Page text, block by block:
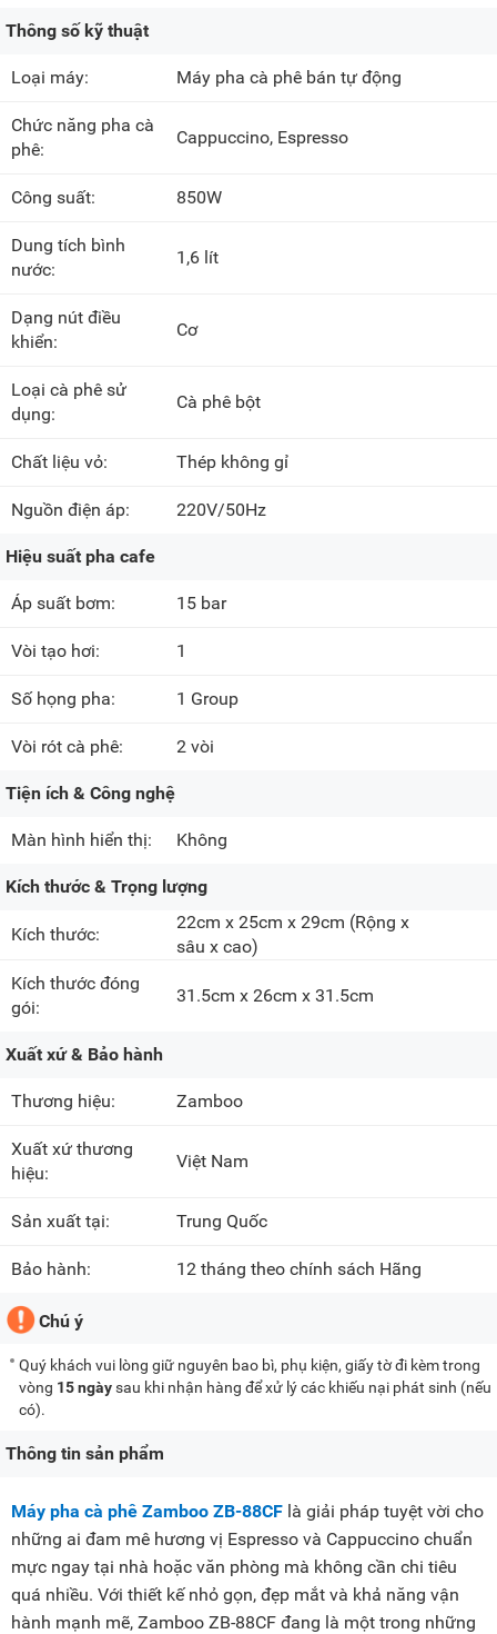
Thông số kỹ thuật
Loại máy: Máy pha cà phê bán tự động
Chức năng pha cà
phê:
Cappuccino, Espresso
Công suất: 850W
Dung tích bình
nước:
1,6 lít
Dạng nút điều
khiển:
Cơ
Loại cà phê sử
dụng:
Cà phê bột
Chất liệu vỏ: Thép không gỉ
Nguồn điện áp: 220V/50Hz
Hiệu suất pha cafe
Áp suất bơm: 15 bar
Vòi tạo hơi: 1
Số họng pha: 1 Group
Vòi rót cà phê: 2 vòi
Tiện ích & Công nghệ
Màn hình hiển thị: Không
Kích thước & Trọng lượng
Kích thước:
22cm x 25cm x 29cm (Rộng x
sâu x cao)
Kích thước đóng
gói:
31.5cm x 26cm x 31.5cm
Xuất xứ & Bảo hành
Thương hiệu: Zamboo
Xuất xứ thương
hiệu:
Việt Nam
Sản xuất tại: Trung Quốc
Bảo hành: 12 tháng theo chính sách Hãng
Chú ý
Quý khách vui lòng giữ nguyên bao bì, phụ kiện, giấy tờ đi kèm trong
vòng 15 ngàysau khi nhận hàng để xử lý các khiếu nại phát sinh (nếu
có).
Thông tin sản phẩm
Máy pha cà phê Zamboo ZB-88CF là giải pháp tuyệt vời cho
những ai đam mê hương vị Espresso và Cappuccino chuẩn
mực ngay tại nhà hoặc văn phòng mà không cần chi tiêu
quá nhiều. Với thiết kế nhỏ gọn, đẹp mắt và khả năng vận
hành mạnh mẽ, Zamboo ZB-88CF đang là một trong những